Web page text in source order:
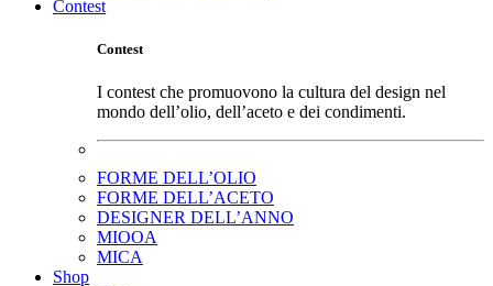
Contest
Contest
I contest che promuovono la cultura del design nel
mondo dell’olio, dell’aceto e dei condimenti.
FORME DELL’OLIO
FORME DELL’ACETO
DESIGNER DELL’ANNO
MIOOA
MICA
Shop